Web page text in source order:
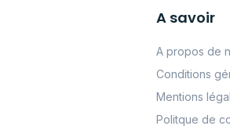
A savoir
A propos de
Conditions
Mentions
Politque de